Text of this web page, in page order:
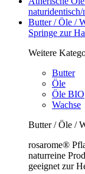
Butter / Öle /
Springe zur
Weitere
Butter
Öle
Öle BIO
Wachse
Butter / Öle /
rosarome®
naturreine
geeignet zur